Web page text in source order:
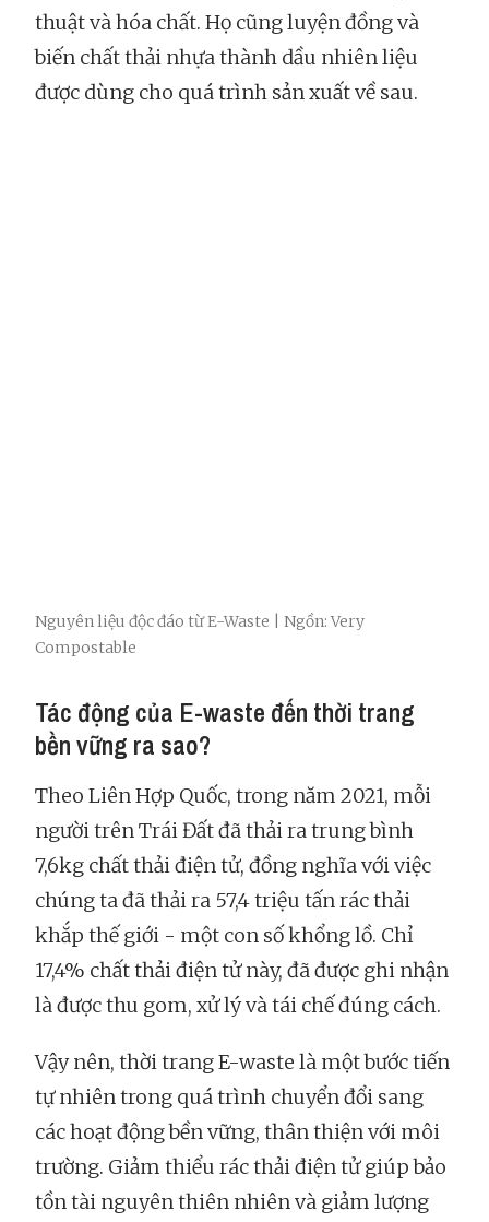
thuật và hóa chất. Họ cũng luyện đồng và
biến chất thải nhựa thành dầu nhiên liệu
được dùng cho quá trình sản xuất về sau.
Nguyên liệu độc đáo từ E-Waste | Ngồn: Very
Compostable
Tác động của E-waste đến thời trang
bền vững ra sao?
Theo Liên Hợp Quốc, trong năm 2021, mỗi
người trên Trái Đất đã thải ra trung bình
7,6kg chất thải điện tử, đồng nghĩa với việc
chúng ta đã thải ra 57,4 triệu tấn rác thải
khắp thế giới - một con số khổng lồ. Chỉ
17,4% chất thải điện tử này, đã được ghi nhận
là được thu gom, xử lý và tái chế đúng cách.
Vậy nên, thời trang E-waste là một bước tiến
tự nhiên trong quá trình chuyển đổi sang
các hoạt động bền vững, thân thiện với môi
trường. Giảm thiểu rác thải điện tử giúp bảo
tồn tài nguyên thiên nhiên và giảm lượng